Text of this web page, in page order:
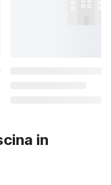
in